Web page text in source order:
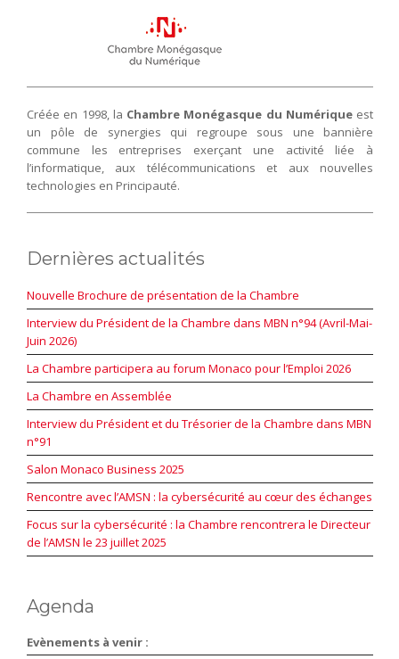
Créée en 1998, la Chambre Monégasque du Numériqueest
un pôle de synergies qui regroupe sous une bannière
commune les entreprises exerçant une activité liée à
l’informatique, aux télécommunications et aux nouvelles
technologies en Principauté.
Dernières actualités
Nouvelle Brochure de présentation de la Chambre
Interview du Président de la Chambre dans MBN n°94 (Avril-Mai-
Juin 2026)
La Chambre participera au forum Monaco pour l’Emploi 2026
La Chambre en Assemblée
Interview du Président et du Trésorier de la Chambre dans MBN
n°91
Salon Monaco Business 2025
Rencontre avec l’AMSN : la cybersécurité au cœur des échanges
Focus sur la cybersécurité : la Chambre rencontrera le Directeur
de l’AMSN le 23 juillet 2025
Agenda
Evènements à venir :